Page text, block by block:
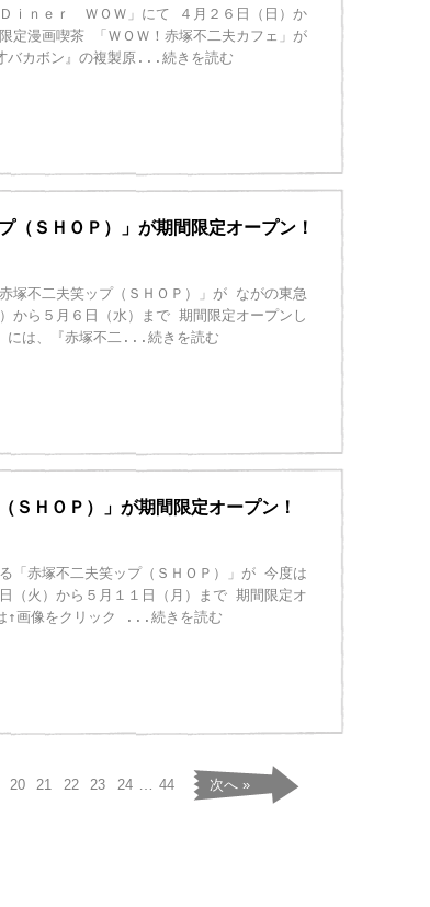
ｉｎｅｒ ＷＯＷ」にて ４月２６日（日）か
定漫画喫茶 「ＷＯＷ！赤塚不二夫カフェ」が
バカボン』の複製原 ...続きを読む
（ＳＨＯＰ）」が期間限定オープン！
塚不二夫笑ップ（ＳＨＯＰ）」が ながの東急
から５月６日（水）まで 期間限定オープンし
は、『赤塚不二 ...続きを読む
ＳＨＯＰ）」が期間限定オープン！
「赤塚不二夫笑ップ（ＳＨＯＰ）」が 今度は
（火）から５月１１日（月）まで 期間限定オ
↑画像をクリック
...続きを読む
20 21 22 23 24 44 次へ »